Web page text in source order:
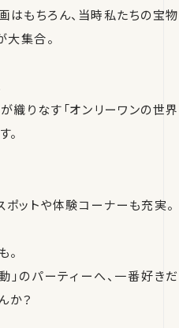
はもちろん、当時私たちの宝物
大集合。
織りなす「オンリーワンの世界
。
ットや体験コーナーも充実。
。
」のパーティーへ、一番好きだ
か？